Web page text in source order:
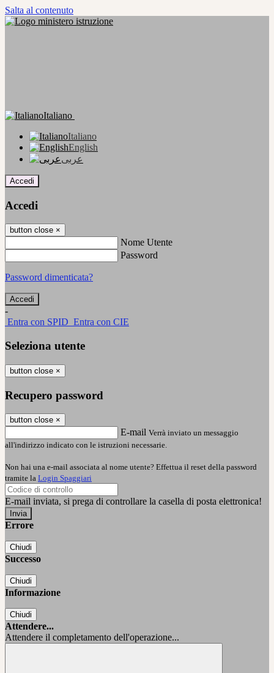
Salta al contenuto
Italiano
Italiano
English
عربى
Accedi
Accedi
button close ×
Nome Utente
Password
Password dimenticata?
-
Entra con SPID Entra con CIE
Seleziona utente
button close ×
Recupero password
button close ×
E-mail Verrà inviato un messaggio
all'indirizzo indicato con le istruzioni necessarie.
Non hai una e-mail associata al nome utente? Effettua il reset della password
tramite la Login Spaggiari
E-mail inviata, si prega di controllare la casella di posta elettronica!
Errore
Chiudi
Successo
Chiudi
Informazione
Chiudi
Attendere...
Attendere il completamento dell'operazione...